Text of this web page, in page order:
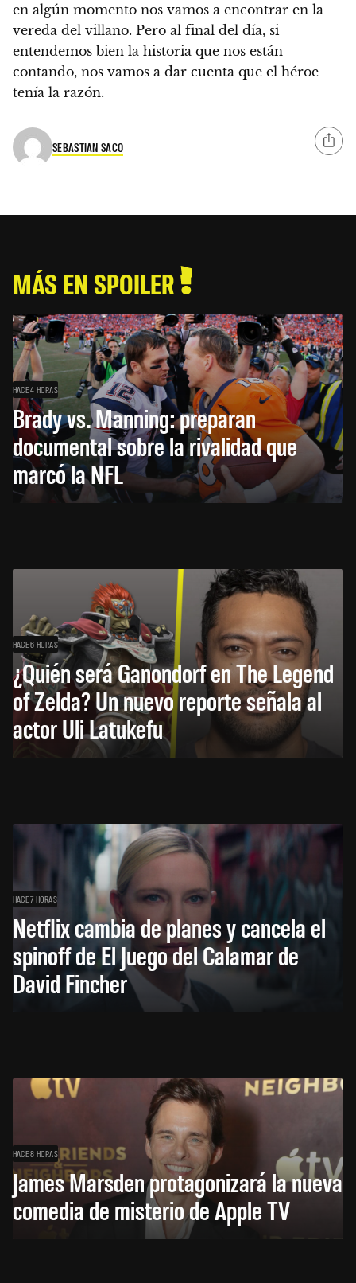
en algún momento nos vamos a encontrar en la
vereda del villano. Pero al final del día, si
entendemos bien la historia que nos están
contando, nos vamos a dar cuenta que el héroe
tenía la razón.
SEBASTIAN SACO
MÁS EN SPOILER
HACE 4 HORAS
Brady vs. Manning: preparan
documental sobre la rivalidad que
marcó la NFL
HACE 6 HORAS
¿Quién será Ganondorf en The Legend
of Zelda? Un nuevo reporte señala al
actor Uli Latukefu
HACE 7 HORAS
Netflix cambia de planes y cancela el
spinoff de El Juego del Calamar de
David Fincher
HACE 8 HORAS
James Marsden protagonizará la nueva
comedia de misterio de Apple TV